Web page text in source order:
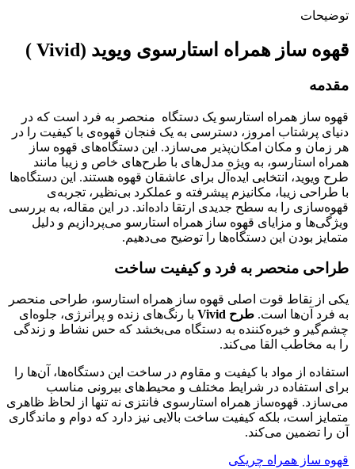
توضیحات
قهوه ساز همراه استارسوی ویوید (Vivid )
مقدمه
قهوه ساز همراه استارسو یک دستگاه منحصر به فرد است که در
دنیای پرشتاب امروز، دسترسی به یک فنجان قهوه‌ی با کیفیت را در
هر زمان و مکان امکان‌پذیر می‌سازد. این دستگاه‌های قهوه ساز
همراه استارسو، به ویژه مدل‌های با طرح‌های خاص و زیبا مانند
طرح ویوید، انتخابی ایده‌آل برای عاشقان قهوه هستند. این دستگاه‌ها
با طراحی زیبا، مکانیزم پیشرفته و عملکرد بی‌نظیر، تجربه‌ی
قهوه‌سازی را به سطح جدیدی ارتقا داده‌اند. در این مقاله، به بررسی
ویژگی‌ها و مزایای قهوه ساز همراه استارسو می‌پردازیم و دلیل
متمایز بودن این دستگاه‌ها را توضیح می‌دهیم.
طراحی منحصر به فرد و کیفیت ساخت
یکی از نقاط قوت اصلی قهوه ساز همراه استارسو، طراحی منحصر
به فرد آن‌ها است. طرح Vivid
با رنگ‌های زنده و پرانرژی، جلوه‌ای
چشم‌گیر و خیره‌کننده به دستگاه می‌بخشد که حس نشاط و زندگی
را به مخاطب القا می‌کند.
استفاده از مواد با کیفیت و مقاوم در ساخت این دستگاه‌ها، آن‌ها را
برای استفاده در شرایط مختلف و محیط‌های بیرونی مناسب
می‌سازد. قهوه‌ساز همراه استارسوی فانتزی نه تنها از لحاظ ظاهری
متمایز است، بلکه کیفیت ساخت بالایی نیز دارد که دوام و ماندگاری
آن را تضمین می‌کند.
قهوه ساز همراه چریکی